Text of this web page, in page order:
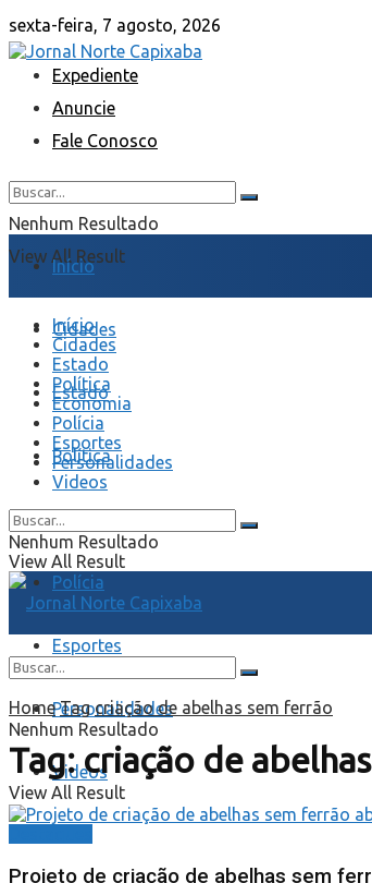
sexta-feira, 7 agosto, 2026
Expediente
Anuncie
Fale Conosco
Nenhum Resultado
View All Result
Início
Cidades
Estado
Política
Economia
Polícia
Esportes
Personalidades
Videos
Início
Cidades
Estado
Política
Economia
Polícia
Esportes
Personalidades
Videos
Nenhum Resultado
View All Result
Nenhum Resultado
View All Result
Home Tag criação de abelhas sem ferrão
Tag:criação de
Projeto de criação de abelhas sem